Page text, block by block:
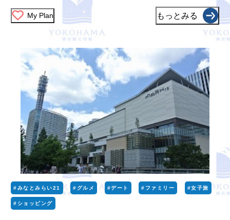
My Plan もっとみる
#みなとみらい21 #グルメ #デート #ファミリー #女子旅
#ショッピング